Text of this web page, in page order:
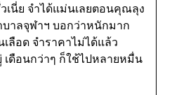
เนี่ย จำได้แม่นเลยตอนคุณลุง
าลจุฬาฯ บอกว่าหนักมาก
ลือด จำราคาไม่ได้แล้ว
เดือนกว่าๆ ก็ใช้ไปหลายหมื่น